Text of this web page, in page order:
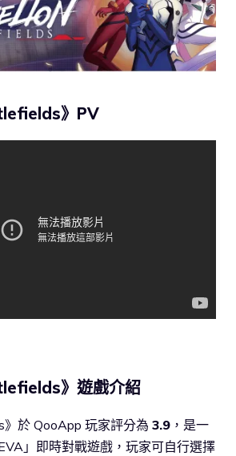
》PV
》遊戲介紹
》於 QooApp 玩家評分為 3.9 ，是一
」即時對戰遊戲，玩家可自行選擇